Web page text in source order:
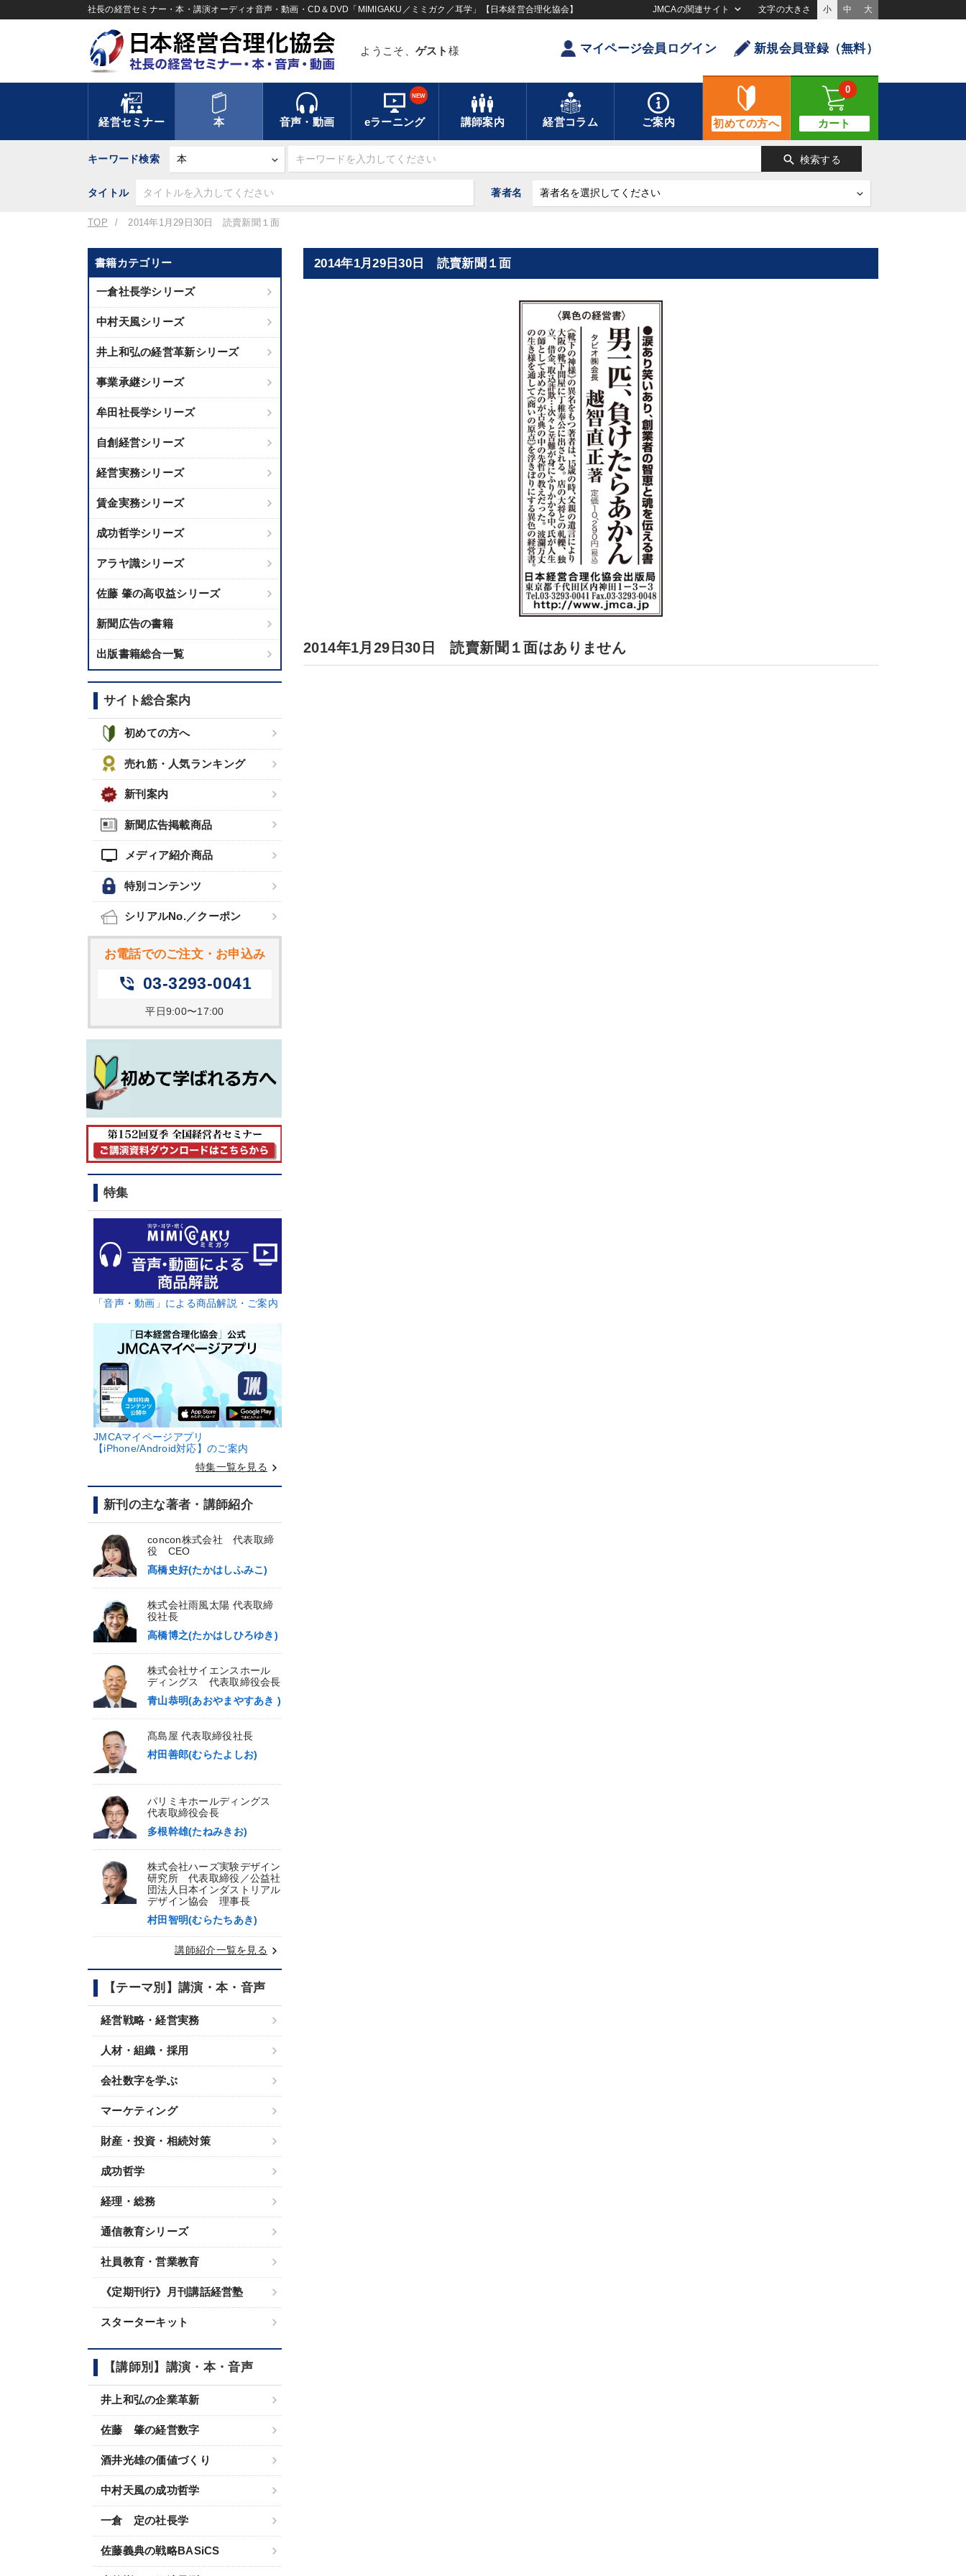
社長の経営セミナー・本・講演オーディオ音声・動画・CD＆DVD「MIMIGAKU／ミミガク／耳学」【日本経営合理化協会】 JMCAの関連サイト 文字の大きさ 小 中 大
ようこそ、 ゲスト 様 マイページ会員ログイン 新規会員登録（無料）
経営セミナー 本 音声・動画 eラーニング
NEW
講師案内 経営コラム ご案内 初めての方へ カート
0
キーワード検索 search 検索する
タイトル 著者名
TOP 2014年1月29日30日 読賣新聞１面
書籍カテゴリー
一倉社長学シリーズ
中村天風シリーズ
井上和弘の経営革新シリーズ
事業承継シリーズ
牟田社長学シリーズ
自創経営シリーズ
経営実務シリーズ
賃金実務シリーズ
成功哲学シリーズ
アラヤ識シリーズ
佐藤 肇の高収益シリーズ
新聞広告の書籍
出版書籍総合一覧
サイト総合案内
初めての方へ
売れ筋・人気ランキング
新刊案内
新聞広告掲載商品
tv メディア紹介商品
特別コンテンツ
シリアルNo.／クーポン
お電話でのご注文・お申込み
phone_in_talk 03-3293-0041
平日9:00〜17:00
特集
「音声・動画」による商品解説・ご案内
JMCAマイページアプリ
【iPhone/Android対応】のご案内
特集一覧を見る keyboard_arrow_right
新刊の主な著者・講師紹介
concon株式会社 代表取締
役 CEO
髙橋史好(たかはしふみこ)
株式会社雨風太陽 代表取締
役社長
高橋博之(たかはしひろゆき)
株式会社サイエンスホール
ディングス 代表取締役会長
青山恭明(あおやまやすあき )
髙島屋 代表取締役社長
村田善郎(むらたよしお)
パリミキホールディングス
代表取締役会長
多根幹雄(たねみきお)
株式会社ハーズ実験デザイン
研究所 代表取締役／公益社
団法人日本インダストリアル
デザイン協会 理事長
村田智明(むらたちあき)
講師紹介一覧を見る keyboard_arrow_right
【テーマ別】講演・本・音声
経営戦略・経営実務
人材・組織・採用
会社数字を学ぶ
マーケティング
財産・投資・相続対策
成功哲学
経理・総務
通信教育シリーズ
社員教育・営業教育
《定期刊行》月刊講話経営塾
スターターキット
【講師別】講演・本・音声
井上和弘の企業革新
佐藤 肇の経営数字
酒井光雄の価値づくり
中村天風の成功哲学
一倉 定の社長学
佐藤義典の戦略BASiCS
2014年1月29日30日 読賣新聞１面
2014年1月29日30日 読賣新聞１面はありません